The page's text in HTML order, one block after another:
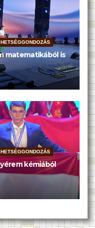
matematikából is
kémiából